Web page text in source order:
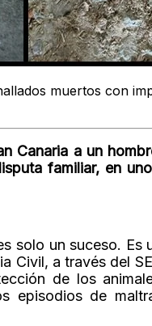
muertos con
Canaria a un
familiar, en
solo un suceso.
Civil, a través del
de los
de